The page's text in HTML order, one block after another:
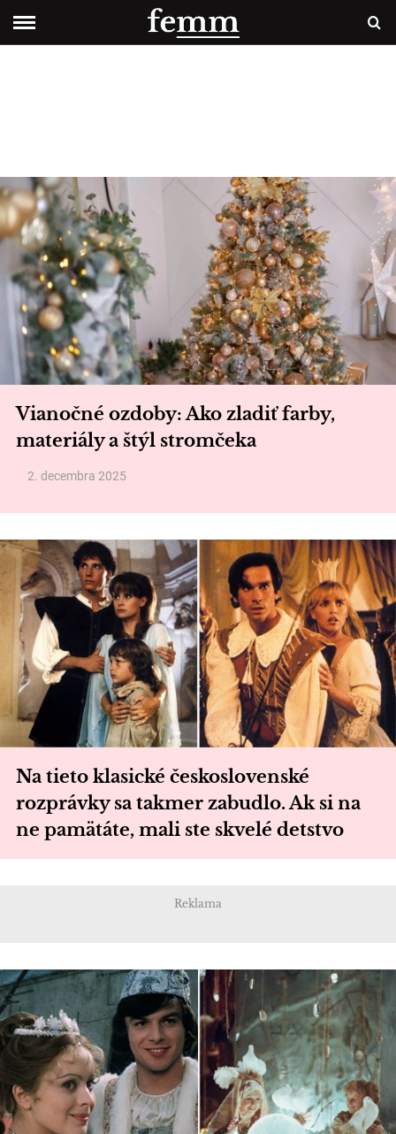
Vianočné ozdoby: Ako zladiť farby,
materiály a štýl stromčeka
2. decembra 2025
Na tieto klasické československé
rozprávky sa takmer zabudlo. Ak si na
ne pamätáte, mali ste skvelé detstvo
Reklama